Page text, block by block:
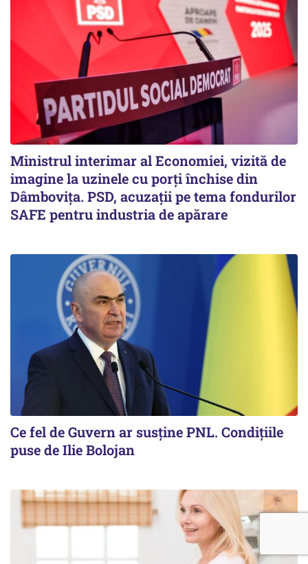
Ministrul interimar al Economiei, vizită de
imagine la uzinele cu porți închise din
Dâmbovița. PSD, acuzații pe tema fondurilor
SAFE pentru industria de apărare
Ce fel de Guvern ar susține PNL. Condițiile
puse de Ilie Bolojan